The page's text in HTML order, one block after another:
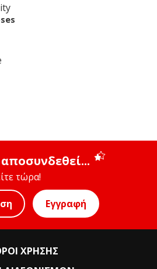
τώρα!
Εγγραφή
ΧΡΗΣΗΣ